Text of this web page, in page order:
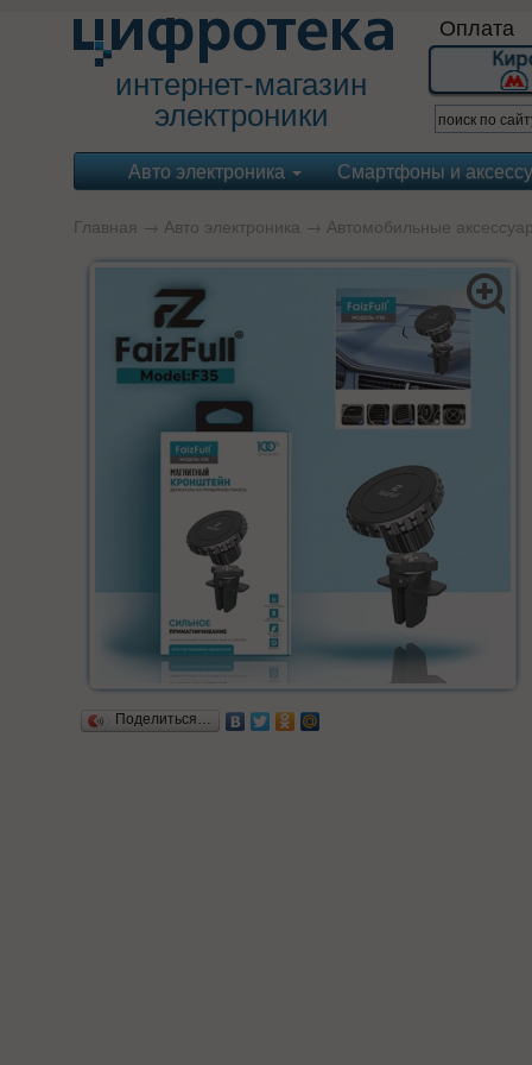
интернет-магазин
электроники
Оплата
Авто электроника Смартфоны и
Главная → Авто электроника → Автомобильные
Поделиться…